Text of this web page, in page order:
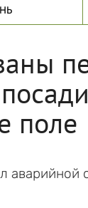
поле
аварийной